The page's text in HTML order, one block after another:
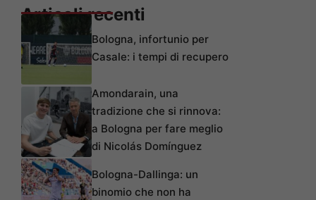
Articoli recenti
Bologna, infortunio per
Casale: i tempi di recupero
Amondarain, una
tradizione che si rinnova:
a Bologna per fare meglio
di Nicolás Domínguez
Bologna-Dallinga: un
binomio che non ha